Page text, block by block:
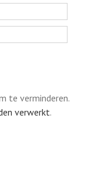
te verminderen.
verwerkt.